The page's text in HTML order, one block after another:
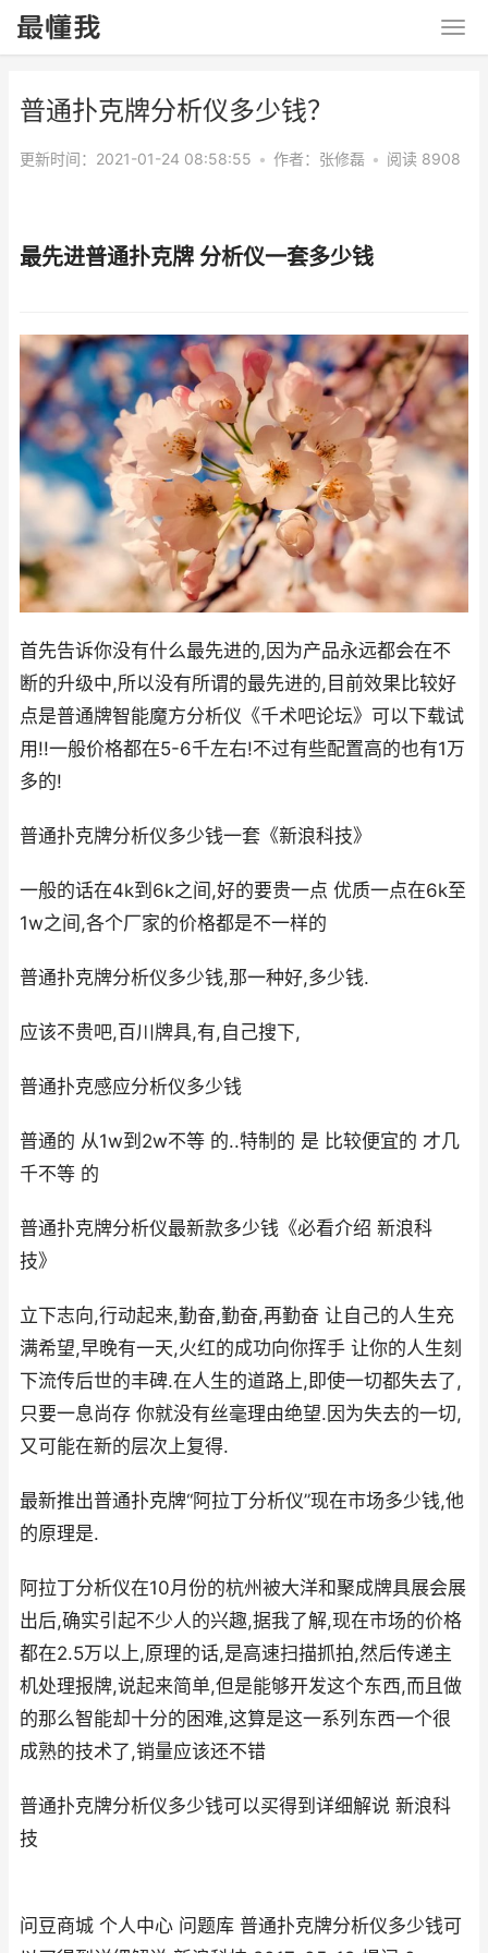
普通扑克牌分析仪多少钱？
更新时间：2021-01-24 08:58:55 • 作者： 张修磊 • 阅读 8908
最先进普通扑克牌 分析仪一套多少钱
首先告诉你没有什么最先进的,因为产品永远都会在不
断的升级中,所以没有所谓的最先进的,目前效果比较好
点是普通牌智能魔方分析仪《千术吧论坛》可以下载试
用!!一般价格都在5-6千左右!不过有些配置高的也有1万
多的!
普通扑克牌分析仪多少钱一套《新浪科技》
一般的话在4k到6k之间,好的要贵一点 优质一点在6k至
1w之间,各个厂家的价格都是不一样的
普通扑克牌分析仪多少钱,那一种好,多少钱.
应该不贵吧,百川牌具,有,自己搜下,
普通扑克感应分析仪多少钱
普通的 从1w到2w不等 的..特制的 是 比较便宜的 才几
千不等 的
普通扑克牌分析仪最新款多少钱《必看介绍 新浪科
技》
立下志向,行动起来,勤奋,勤奋,再勤奋 让自己的人生充
满希望,早晚有一天,火红的成功向你挥手 让你的人生刻
下流传后世的丰碑.在人生的道路上,即使一切都失去了,
只要一息尚存 你就没有丝毫理由绝望.因为失去的一切,
又可能在新的层次上复得.
最新推出普通扑克牌“阿拉丁分析仪”现在市场多少钱,他
的原理是.
阿拉丁分析仪在10月份的杭州被大洋和聚成牌具展会展
出后,确实引起不少人的兴趣,据我了解,现在市场的价格
都在2.5万以上,原理的话,是高速扫描抓拍,然后传递主
机处理报牌,说起来简单,但是能够开发这个东西,而且做
的那么智能却十分的困难,这算是这一系列东西一个很
成熟的技术了,销量应该还不错
普通扑克牌分析仪多少钱可以买得到详细解说 新浪科
技
问豆商城 个人中心 问题库 普通扑克牌分析仪多少钱可